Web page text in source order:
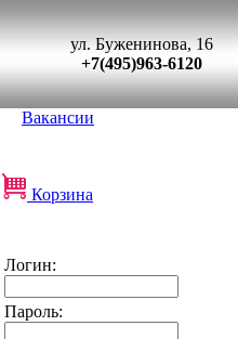
ул. Буженинова, 16
+7(495)963-6120
Вакансии
Корзина
Логин:
Пароль: